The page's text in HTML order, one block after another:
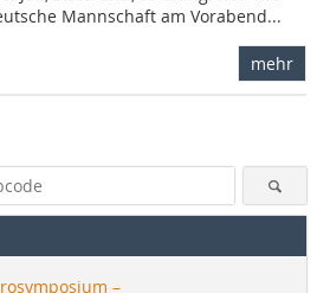
Mannschaft am Vorabend...
mehr
–